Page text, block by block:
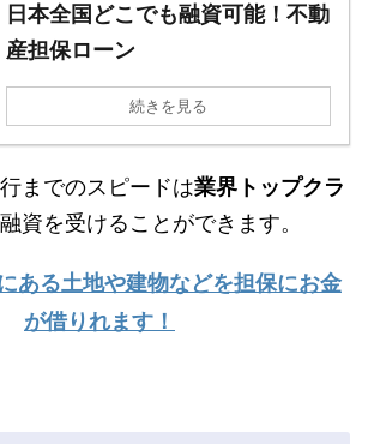
日本全国どこでも融資可能！不動
産担保ローン
続きを見る
までのスピードは業界トップクラ
資を受けることができます。
ある土地や建物などを担保にお金
が借りれます！